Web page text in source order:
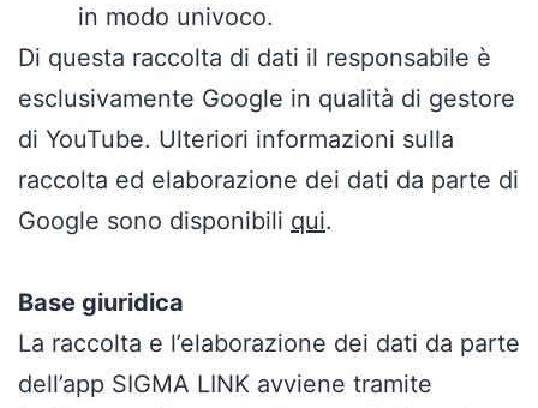
in modo univoco.
Di questa raccolta di dati il responsabile è
esclusivamente Google in qualità di gestore
di YouTube. Ulteriori informazioni sulla
raccolta ed elaborazione dei dati da parte di
Google sono disponibili qui.
Base giuridica
La raccolta e l’elaborazione dei dati da parte
dell’app SIGMA LINK avviene tramite